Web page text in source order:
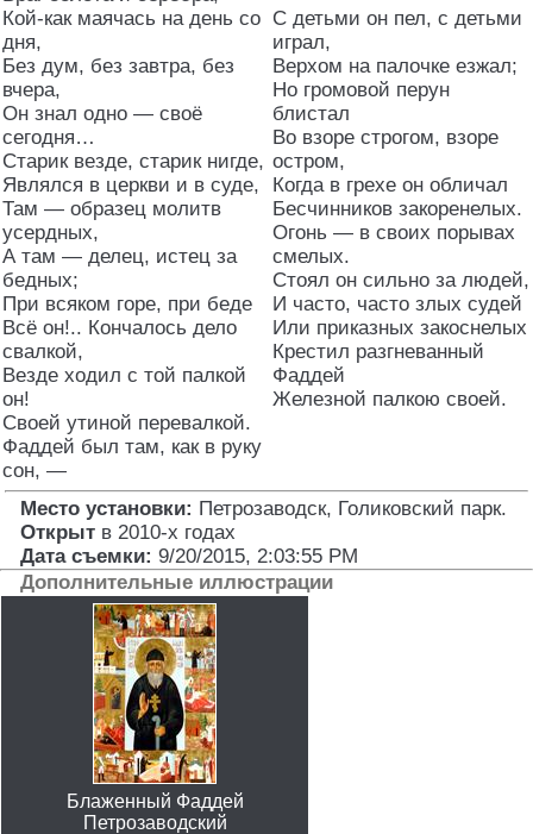
Кой-как маячась на день со
дня,
Без дум, без завтра, без
вчера,
Он знал одно — своё
сегодня…
Старик везде, старик нигде,
Являлся в церкви и в суде,
Там — образец молитв
усердных,
А там — делец, истец за
бедных;
При всяком горе, при беде
Всё он!.. Кончалось дело
свалкой,
Везде ходил с той палкой
он!
Своей утиной перевалкой.
Фаддей был там, как в руку
сон, —
С детьми он пел, с детьми
играл,
Верхом на палочке езжал;
Но громовой перун
блистал
Во взоре строгом, взоре
остром,
Когда в грехе он обличал
Бесчинников закоренелых.
Огонь — в своих порывах
смелых.
Стоял он сильно за людей,
И часто, часто злых судей
Или приказных закоснелых
Крестил разгневанный
Фаддей
Железной палкою своей.
Место установки: Петрозаводск, Голиковский парк.
Открыт в 2010-х годах
Дата съемки: 9/20/2015, 2:03:55 PM
Дополнительные иллюстрации
Блаженный Фаддей
Петрозаводский